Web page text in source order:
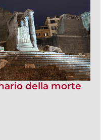
della morte